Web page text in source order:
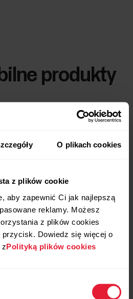
O plikach cookies
z plików cookie
aby zapewnić Ci jak najlepszą
reklamy. Możesz
z plików cookies
Dowiedz się więcej o
zPolityką plików cookies
produkty